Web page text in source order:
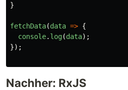
}
fetchData(data => {
console. log(data);
});
Nachher: RxJS